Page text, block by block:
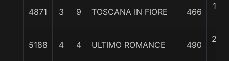
4871 3 9 TOSCANA IN FIORE 466
1 1/
5188 4 4 ULTIMO ROMANCE 490
2 1/